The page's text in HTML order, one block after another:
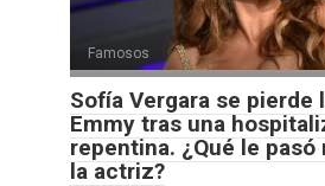
Famosos
Sofía Vergara se pierde
Emmy tras una
repentina. ¿Qué le pasó
la actriz?